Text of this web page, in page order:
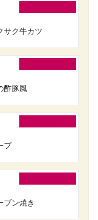
サク牛カツ
酢豚風
プ
ブン焼き